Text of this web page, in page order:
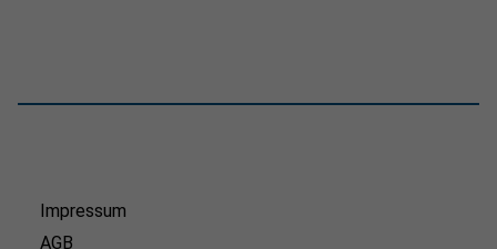
Impressum
AGB